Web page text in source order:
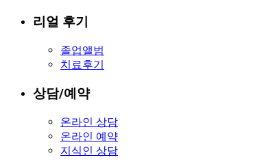
리얼 후기
졸업앨범
치료후기
상담/예약
온라인 상담
온라인 예약
지식인 상담